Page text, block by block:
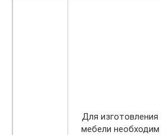
Для изготовления
мебели необходим